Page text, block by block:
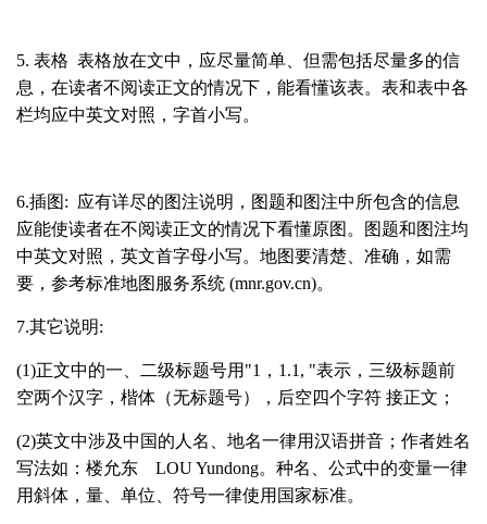
5. 表格 表格放在文中，应尽量简单、但需包括尽量多的信
息，在读者不阅读正文的情况下，能看懂该表。表和表中各
栏均应中英文对照，字首小写。
6.插图: 应有详尽的图注说明，图题和图注中所包含的信息
应能使读者在不阅读正文的情况下看懂原图。图题和图注均
中英文对照，英文首字母小写。地图要清楚、准确，如需
要，参考标准地图服务系统 (mnr.gov.cn)。
7.其它说明:
(1)正文中的一、二级标题号用 "1 ， 1.1, "表示，三级标题前
空两个汉字，楷体（无标题号），后空四个字符 接正文；
(2)英文中涉及中国的人名、地名一律用汉语拼音；作者姓名
写法如：楼允东 LOU Yundong。种名、公式中的变量一律
用斜体，量、单位、符号一律使用国家标准。